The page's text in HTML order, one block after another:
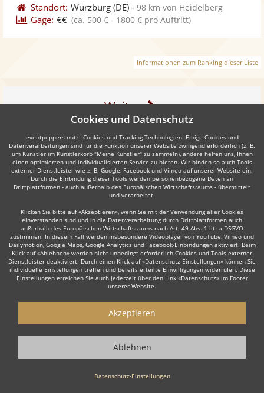
Standort: Würzburg (DE) -98 km von Heidelberg
Gage: €€ (ca. 500 € - 1800 € pro Auftritt)
Informationen zum Ranking dieser Liste
Weiter
Auch interessant:
Trompeter Trauerredner Dudelsackspieler
Wie funktioniert's?
Starten Sie mit dem Button 'Kostenlos anfragen' eine Anfrage an die für
Sie interessanten Moderatoren - also z. B. bestimmte Redner. Diesen
Button finden Sie auf den jeweiligen Künstler-Profil-Seiten der Redner.
2. Angebote erhalten & Details besprechen
Cookies und Datenschutz
eventpeppers nutzt Cookies und Tracking-Technologien. Einige Cookies und
Datenverarbeitungen sind für die Funktion unserer Website zwingend erforderlich (z. B.
um Künstler im Künstlerkorb "Meine Künstler" zu sammeln), andere helfen uns, Ihnen
einen optimierten und individualisierten Service zu bieten. Wir binden so auch Tools
externer Dienstleister wie z. B. Google, Facebook und Vimeo auf unserer Website ein.
Durch die Einbindung dieser Tools werden personenbezogene Daten an
Drittplattformen - auch außerhalb des Europäischen Wirtschaftsraums - übermittelt
und verarbeitet.
Klicken Sie bitte auf «Akzeptieren», wenn Sie mit der Verwendung aller Cookies
einverstanden sind und in die Datenverarbeitung durch Drittplattformen auch
außerhalb des Europäischen Wirtschaftsraums nach Art. 49 Abs. 1 lit. a DSGVO
zustimmen. In diesem Fall werden insbesondere Videoplayer von YouTube, Vimeo und
Dailymotion, Google Maps, Google Analytics und Facebook-Einbindungen aktiviert. Beim
Klick auf «Ablehnen» werden nicht unbedingt erforderlich Cookies und Tools externer
Dienstleister deaktiviert. Durch einen Klick auf «Datenschutz-Einstellungen» können Sie
individuelle Einstellungen treffen und bereits erteilte Einwilligungen widerrufen. Diese
Einstellungen erreichen Sie auch jederzeit über den Link «Datenschutz» im Footer
unserer Website.
Datenschutz-Einstellungen
Akzeptieren
Ablehnen